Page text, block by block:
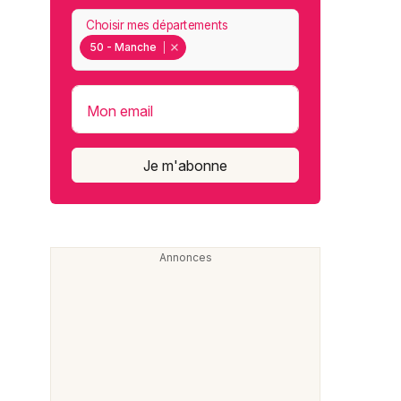
50 - Manche
Choisir mes départements
Mon email
Je m'abonne